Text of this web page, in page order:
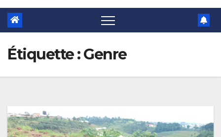
Étiquette :Genre